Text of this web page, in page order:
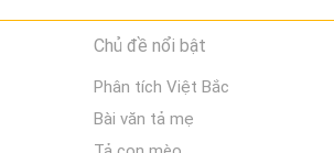
Chủ đề nổi bật
Phân tích Việt Bắc
Bài văn tả mẹ